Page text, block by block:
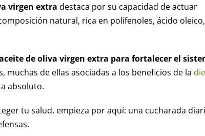
virgen extra destaca por su capacidad de actuar
natural, rica en polifenoles, ácido oleico,
de oliva virgen extra para fortalecer el
de ellas asociadas a los beneficios de la
absoluto.
tu salud, empieza por aquí: una cucharada